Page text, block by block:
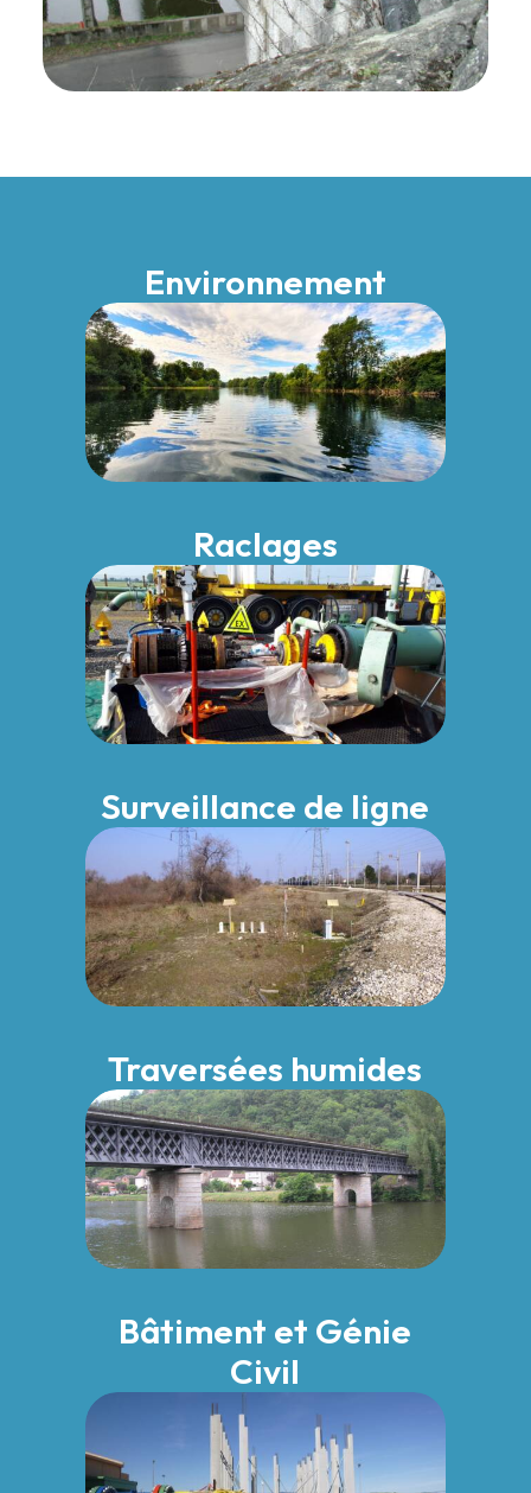
Environnement
Raclages
Surveillance de ligne
Traversées humides
Bâtiment et Génie
Civil